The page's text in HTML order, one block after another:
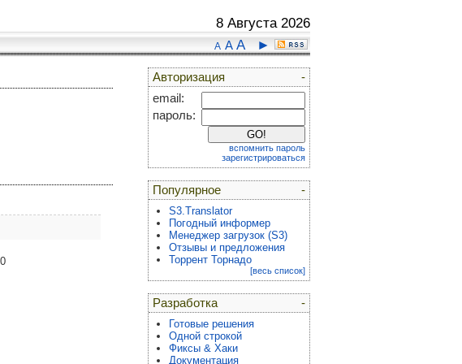
8 Августа 2026
A A A ►
-
Авторизация
email:
пароль:
вспомнить пароль
зарегистрироваться
-
Популярное
S3.Translator
Погодный информер
Менеджер загрузок (S3)
Отзывы и предложения
Торрент Торнадо
[весь список]
-
Разработка
Готовые решения
Одной строкой
Фиксы & Хаки
Документация